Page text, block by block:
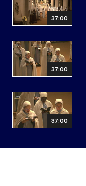
37:00
37:00
37:00